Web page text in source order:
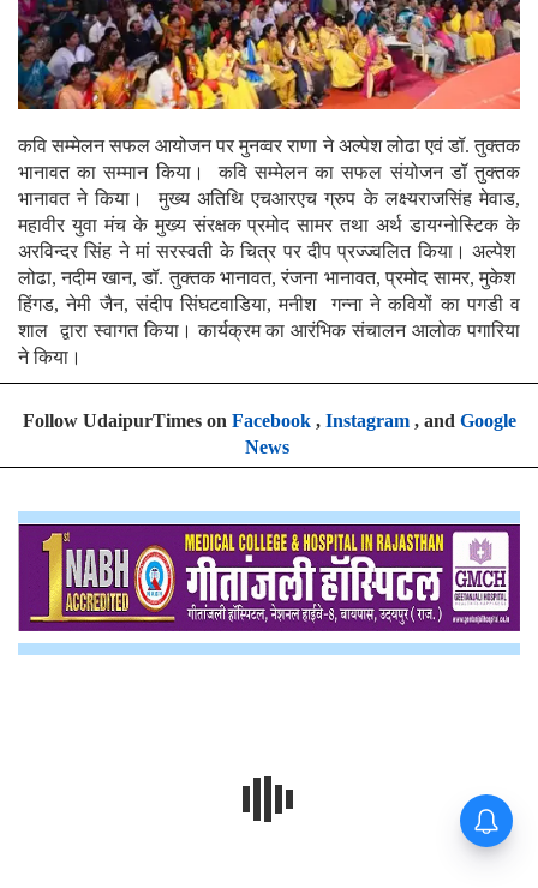
कवि सम्मेलन सफल आयोजन पर मुनव्वर राणा ने अल्पेश लोढा एवं डॉ. तुक्तक
भानावत का सम्मान किया। कवि सम्मेलन का सफल संयोजन डॉ तुक्तक
भानावत ने किया। मुख्य अतिथि एचआरएच ग्रुप के लक्ष्यराजसिंह मेवाड,
महावीर युवा मंच के मुख्य संरक्षक प्रमोद सामर तथा अर्थ डायग्नोस्टिक के
अरविन्दर सिंह ने मां सरस्वती के चित्र पर दीप प्रज्ज्वलित किया। अल्पेश
लोढा, नदीम खान, डॉ. तुक्तक भानावत, रंजना भानावत, प्रमोद सामर, मुकेश
हिंगड, नेमी जैन, संदीप सिंघटवाडिया, मनीश गन्ना ने कवियों का पगडी व
शाल द्वारा स्वागत किया। कार्यक्रम का आरंभिक संचालन आलोक पगारिया
ने किया।
Follow UdaipurTimes on Facebook, Instagram, and Google
News